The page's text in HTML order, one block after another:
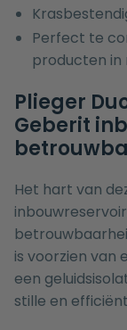
Perfect te
producten in
Plieger
Geberit
Het hart van
is voorzien van
een
stille en